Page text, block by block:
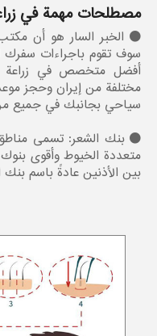
مصطلحات مهمة في
الخبر السار هو أن
سوف تقوم باجراءات سفرك
أفضل متخصص في زراعة
مختلفة من إيران وحجز
سياحي بجانبك في جميع
بنك الشعر: تسمى
متعددة الخيوط وأقوى
بين الأذنين عادةً باسم بنك